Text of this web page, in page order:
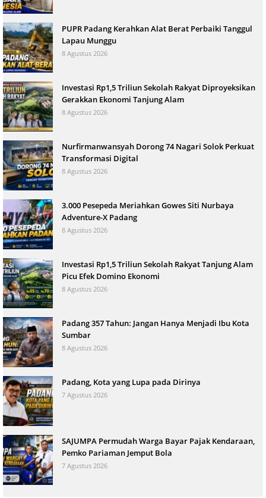
PUPR Padang Kerahkan Alat Berat Perbaiki Tanggul
Lapau Munggu
8 Agustus 2026
Investasi Rp1,5 Triliun Sekolah Rakyat Diproyeksikan
Gerakkan Ekonomi Tanjung Alam
8 Agustus 2026
Nurfirmanwansyah Dorong 74 Nagari Solok Perkuat
Transformasi Digital
8 Agustus 2026
3.000 Pesepeda Meriahkan Gowes Siti Nurbaya
Adventure-X Padang
8 Agustus 2026
Investasi Rp1,5 Triliun Sekolah Rakyat Tanjung Alam
Picu Efek Domino Ekonomi
8 Agustus 2026
Padang 357 Tahun: Jangan Hanya Menjadi Ibu Kota
Sumbar
8 Agustus 2026
Padang, Kota yang Lupa pada Dirinya
7 Agustus 2026
SAJUMPA Permudah Warga Bayar Pajak Kendaraan,
Pemko Pariaman Jemput Bola
7 Agustus 2026